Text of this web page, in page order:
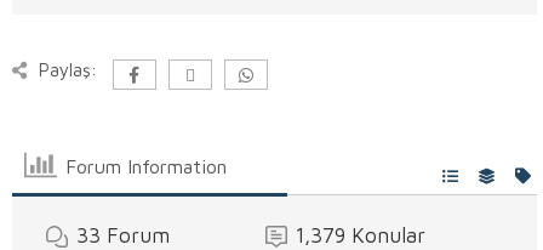
Paylaş:
Forum Information
33 Forum 1,379 Konular